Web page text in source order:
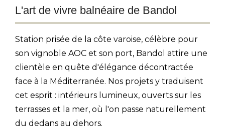
L'art de vivre balnéaire de Bandol
Station prisée de la côte varoise, célèbre pour
son vignoble AOC et son port, Bandol attire une
clientèle en quête d'élégance décontractée
face à la Méditerranée. Nos projets y traduisent
cet esprit : intérieurs lumineux, ouverts sur les
terrasses et la mer, où l'on passe naturellement
du dedans au dehors.